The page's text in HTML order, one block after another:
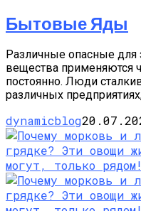
Бытовые Яды
Различные опасные для
вещества применяются
постоянно. Люди
различных
dynamicblog